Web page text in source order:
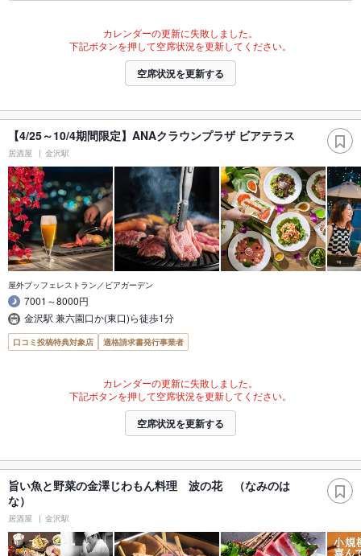
カレンダーの更新に失敗しました。
下記ボタンを押して空席状況を更新してください。
空席状況を更新する
【4/25～10/4期間限定】ANAクラウンプラザ ビアテラス
居酒屋 金沢駅
屋外ブッフェレストラン／ビアガーデン
7001～8000円
金沢駅 兼六園口か(東口)ら徒歩1分
口コミ投稿特典対象店 適格請求書発行事業者
カレンダーの更新に失敗しました。
下記ボタンを押して空席状況を更新してください。
空席状況を更新する
旨い魚と野菜の金澤じわもん料理 波の花 （なみのは
な）
居酒屋 金沢駅